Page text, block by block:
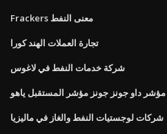
Frackers معنى النفط
تجارة العملات الهند كورا
شركة خدمات النفط في لاغوس
مؤشر داو جونز جونز مؤشر المستقبل ياهو
شركات لوجستيات النفط والغاز في ماليزيا